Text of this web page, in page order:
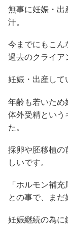
無事に妊娠・出
汗。
今までにもこん
過去のクライア
妊娠・出産して
年齢も若いため
体外受精という
た。
採卵や胚移植の
しいです。
「ホルモン補充
との事で、まだ
妊娠継続の為に